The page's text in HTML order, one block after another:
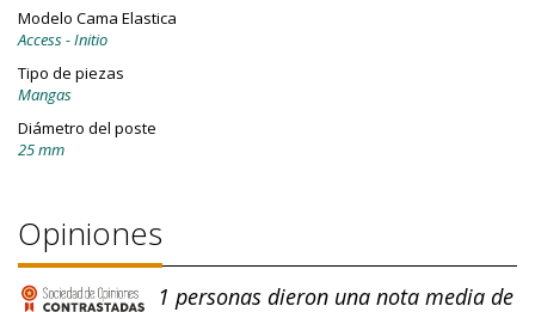
Modelo Cama Elastica
Access - Initio
Tipo de piezas
Mangas
Diámetro del poste
25 mm
Opiniones
1 personas dieron una nota media de